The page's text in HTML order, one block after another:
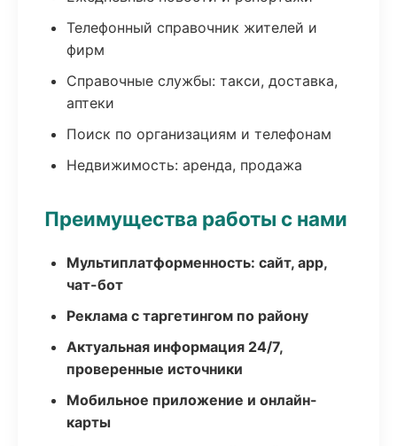
Телефонный справочник жителей и
фирм
Справочные службы: такси, доставка,
аптеки
Поиск по организациям и телефонам
Недвижимость: аренда, продажа
Преимущества работы с нами
Мультиплатформенность: сайт, app,
чат-бот
Реклама с таргетингом по району
Актуальная информация 24/7,
проверенные источники
Мобильное приложение и онлайн-
карты